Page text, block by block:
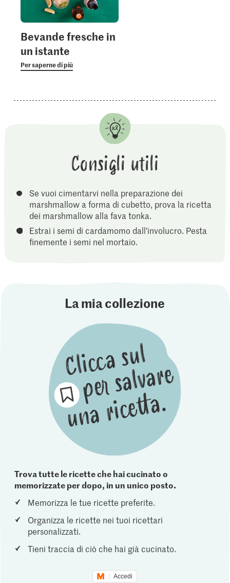
Bevande fresche in
un istante
Per saperne di più
Consigli utili
Se vuoi cimentarvi nella preparazione dei
marshmallow a forma di cubetto, prova la ricetta
dei marshmallow alla fava tonka.
Estrai i semi di cardamomo dall'involucro. Pesta
finemente i semi nel mortaio.
La mia collezione
Trova tutte le ricette che hai cucinato o
memorizzate per dopo, in un unico posto.
Memorizza le tue ricette preferite.
Organizza le ricette nei tuoi ricettari
personalizzati.
Tieni traccia di ciò che hai già cucinato.
Accedi